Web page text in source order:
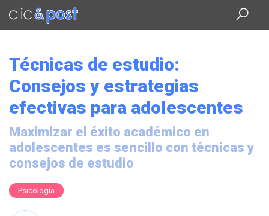
Saltar
contenido
Técnicas de estudio:
Consejos y estrategias
efectivas para adolescentes
Maximizar el éxito académico en
adolescentes es sencillo con técnicas y
consejos de estudio
Psicología